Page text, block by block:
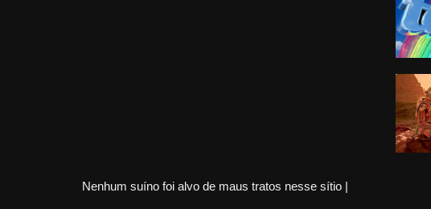
Nenhum suíno foi alvo de maus tratos nesse sítio |